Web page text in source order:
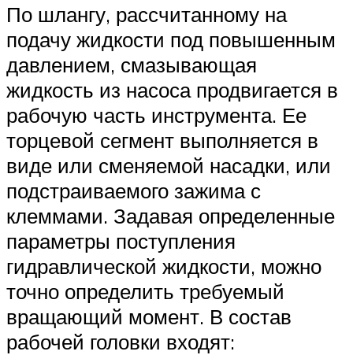
По шлангу, рассчитанному на
подачу жидкости под повышенным
давлением, смазывающая
жидкость из насоса продвигается в
рабочую часть инструмента. Ее
торцевой сегмент выполняется в
виде или сменяемой насадки, или
подстраиваемого зажима с
клеммами. Задавая определенные
параметры поступления
гидравлической жидкости, можно
точно определить требуемый
вращающий момент. В состав
рабочей головки входят: